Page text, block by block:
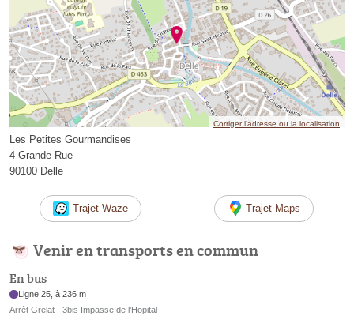
Corriger l’adresse ou la localisation
Les Petites Gourmandises
4 Grande Rue
90100 Delle
Trajet Waze Trajet Maps
Venir en transports en commun
En bus
Ligne 25, à 236 m
Arrêt Grelat - 3bis Impasse de l’Hopital